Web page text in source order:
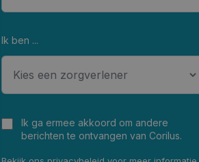
Ik ben ...
Ik ga ermee akkoord om andere
berichten te ontvangen van Corilus.